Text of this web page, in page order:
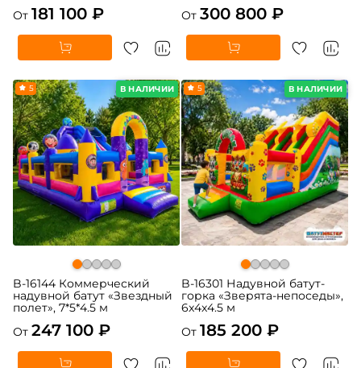
От 181 100 ₽ От 300 800 ₽
В НАЛИЧИИ
5
B-16144 Коммерческий
надувной батут «Звездный
полет», 7*5*4.5 м
От 247 100 ₽
В НАЛИЧИИ
5
B-16301 Надувной батут-
горка «Зверята-непоседы»,
6x4x4.5 м
От 185 200 ₽